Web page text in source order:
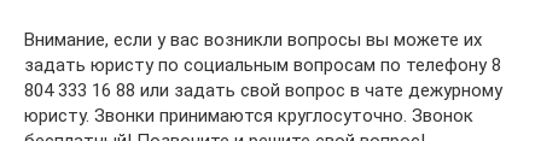
Внимание, если у вас возникли вопросы вы можете их
задать юристу по социальным вопросам по телефону 8
804 333 16 88 или задать свой вопрос в чате дежурному
юристу. Звонки принимаются круглосуточно. Звонок